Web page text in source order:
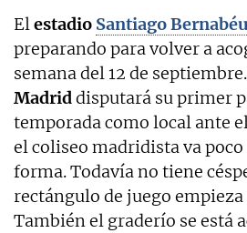
Elestadio Santiago Bernabéu
preparando para volver a
semana del 12 de
Madriddisputará su primer
temporada como local ante
el coliseo madridista va
forma. Todavía no tiene
rectángulo de juego empieza
También el graderío se está